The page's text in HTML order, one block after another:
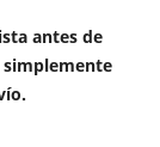
antes de
simplemente